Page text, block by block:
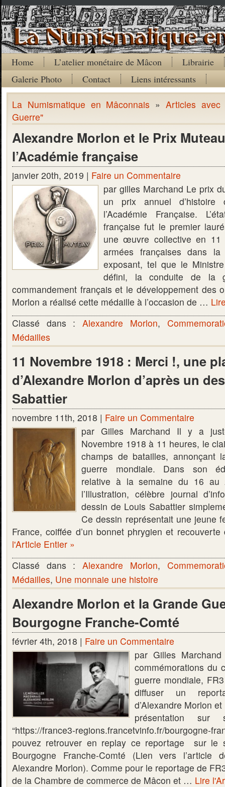
Home L’atelier monétaire de Mâcon
Librairie
Galerie Photo
Contact Liens intéressants
La Numismatique en Mâconnais » Articles
Guerre"
Alexandre Morlon et le Prix
l’Académie française
janvier 20th, 2019 | Faire un Commentaire
par gilles Marchand Le prix
un prix annuel
l’Académie Française.
française fut le premier
une œuvre collective en 11
armées françaises dans
exposant, tel que le
défini, la conduite de la
commandement français et le développement des
Morlon a réalisé cette médaille à l’occasion de …
Classé dans :Alexandre Morlon,
Médailles
11 Novembre 1918 : Merci !, une
d’Alexandre Morlon d’après un
Sabattier
novembre 11th, 2018 | Faire un Commentaire
par Gilles Marchand Il y a
Novembre 1918 à 11 heures, le
champs de batailles, annonçant
guerre mondiale. Dans son
relative à la semaine du 16 au
l’Illustration, célèbre journal
dessin de Louis Sabattier
Ce dessin représentait une jeune
France, coiffée d’un bonnet phrygien et
l'Article Entier »
Classé dans :Alexandre Morlon,
Médailles, Une monnaie une histoire
Alexandre Morlon et la Grande
Bourgogne Franche-Comté
février 4th, 2018 | Faire un Commentaire
par Gilles
commémorations du
guerre mondiale,
diffuser un
d’Alexandre Morlon
présentation sur
“https://france3-regions.francetvinfo.fr/bourgogne-
pouvez retrouver en replay ce reportage sur le
Bourgogne Franche-Comté (Lien vers l’article
Alexandre Morlon). Comme pour le reportage de
de la Chambre de commerce de Mâcon et … Lire